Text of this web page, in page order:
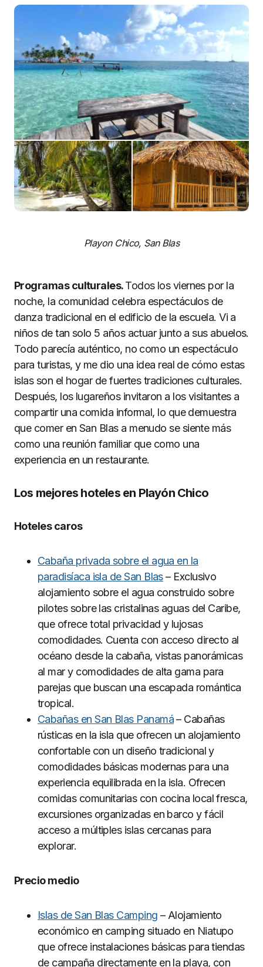
Playon Chico, San Blas
Programas culturales.Todos los viernes por la
noche, la comunidad celebra espectáculos de
danza tradicional en el edificio de la escuela. Vi a
niños de tan solo 5 años actuar junto a sus abuelos.
Todo parecía auténtico, no como un espectáculo
para turistas, y me dio una idea real de cómo estas
islas son el hogar de fuertes tradiciones culturales.
Después, los lugareños invitaron a los visitantes a
compartir una comida informal, lo que demuestra
que comer en San Blas a menudo se siente más
como una reunión familiar que como una
experiencia en un restaurante.
Los mejores hoteles en Playón Chico
Hoteles caros
Cabaña privada sobre el agua en la
paradisíaca isla de San Blas– Exclusivo
alojamiento sobre el agua construido sobre
pilotes sobre las cristalinas aguas del Caribe,
que ofrece total privacidad y lujosas
comodidades. Cuenta con acceso directo al
océano desde la cabaña, vistas panorámicas
al mar y comodidades de alta gama para
parejas que buscan una escapada romántica
tropical.
Cabañas en San Blas Panamá– Cabañas
rústicas en la isla que ofrecen un alojamiento
confortable con un diseño tradicional y
comodidades básicas modernas para una
experiencia equilibrada en la isla. Ofrecen
comidas comunitarias con cocina local fresca,
excursiones organizadas en barco y fácil
acceso a múltiples islas cercanas para
explorar.
Precio medio
Islas de San Blas Camping – Alojamiento
económico en camping situado en Niatupo
que ofrece instalaciones básicas para tiendas
de campaña directamente en la playa, con